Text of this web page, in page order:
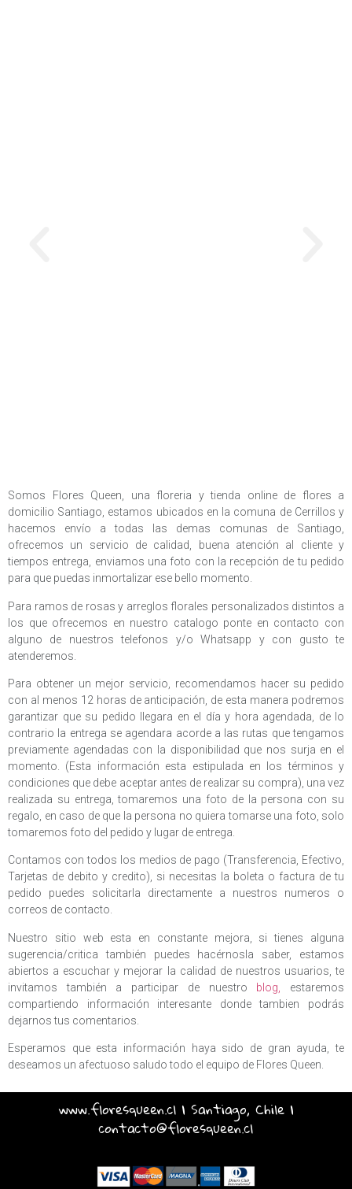
Somos Flores Queen, una floreria y tienda online de flores a
domicilio Santiago, estamos ubicados en la comuna de Cerrillos y
hacemos envío a todas las demas comunas de Santiago,
ofrecemos un servicio de calidad, buena atención al cliente y
tiempos entrega, enviamos una foto con la recepción de tu pedido
para que puedas inmortalizar ese bello momento.
Para ramos de rosas y arreglos florales personalizados distintos a
los que ofrecemos en nuestro catalogo ponte en contacto con
alguno de nuestros telefonos y/o Whatsapp y con gusto te
atenderemos.
Para obtener un mejor servicio, recomendamos hacer su pedido
con al menos 12 horas de anticipación, de esta manera podremos
garantizar que su pedido llegara en el día y hora agendada, de lo
contrario la entrega se agendara acorde a las rutas que tengamos
previamente agendadas con la disponibilidad que nos surja en el
momento. (Esta información esta estipulada en los términos y
condiciones que debe aceptar antes de realizar su compra), una vez
realizada su entrega, tomaremos una foto de la persona con su
regalo, en caso de que la persona no quiera tomarse una foto, solo
tomaremos foto del pedido y lugar de entrega.
Contamos con todos los medios de pago (Transferencia, Efectivo,
Tarjetas de debito y credito), si necesitas la boleta o factura de tu
pedido puedes solicitarla directamente a nuestros numeros o
correos de contacto.
Nuestro sitio web esta en constante mejora, si tienes alguna
sugerencia/critica también puedes hacérnosla saber, estamos
abiertos a escuchar y mejorar la calidad de nuestros usuarios, te
invitamos también a participar de nuestro blog, estaremos
compartiendo información interesante donde tambien podrás
dejarnos tus comentarios.
Esperamos que esta información haya sido de gran ayuda, te
deseamos un afectuoso saludo todo el equipo de Flores Queen.
www.floresqueen.cl | Santiago, Chile |
contacto@floresqueen.cl